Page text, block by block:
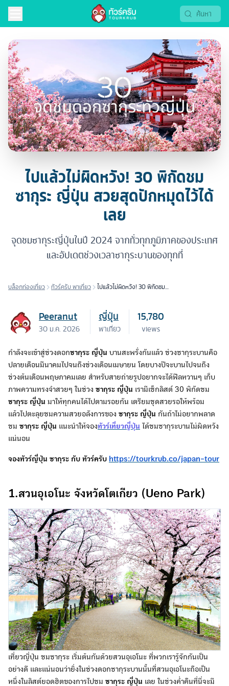
ไปแล้วไม่ผิดหวัง! 30 พิกัดชม
ซากุระ ญี่ปุ่น สวยสุดปักหมุดไว้ได้
เลย
จุดชมซากุระญี่ปุ่นในปี 2024 จากทั่วทุกภูมิภาคของประเทศ
และอัปเดตช่วงเวลาซากุระบานของทุกที่
บล็อกท่องเที่ยว ทัวร์ครับ พาเที่ยว
ไปแล้วไม่ผิดหวัง! 30 พิกัดชม
Peeranut
30 ม.ค. 2026
ญี่ปุ่น
พาเที่ยว
15,780
views
กำลังจะเข้าสู่ช่วงดอกซากุระ ญี่ปุ่น บานสะพรั่งกันแล้ว ช่วงซากุระบานคือ
ปลายเดือนมีนาคมไปจนถึงช่วงเดือนเมษายน โดยบางปีจะบานไปจนถึง
ช่วงต้นเดือนพฤษภาคมเลย สำหรับสายถ่ายรูปอยากจะได้ฟีลหวานๆ เก็บ
ภาพความทรงจำสวยๆ ในช่วง ซากุระ ญี่ปุ่น เรามีเช็กลิสต์ 30 พิกัดชม
ซากุระ ญี่ปุ่น มาให้ทุกคนได้ไปตามรอยกัน เตรียมชุดสวยรอให้พร้อม
แล้วไปตะลุยชมความสวยอลังการของ ซากุระ ญี่ปุ่น กันถ้าไม่อยากพลาด
ชม ซากุระ ญี่ปุ่น แนะนำให้จองทัวร์เที่ยวญี่ปุ่น ได้ชมซากุระบานไม่ผิดหวัง
แน่นอน
จองทัวร์ญี่ปุ่น ซากุระ กับ ทัวร์ครับ https://tourkrub.co/japan-tour
1.สวนอุเอโนะ จังหวัดโตเกียว (Ueno Park)
เที่ยวญี่ปุ่น ชมซากุระ เริ่มต้นกันด้วยสวนอุเอโนะ ที่พวกเรารู้จักกันเป็น
อย่างดี และแน่นอนว่ายิ่งในช่วงดอกซากุระบานนั้นที่สวนอุเอโนะถือเป็น
หนึ่งในลิสต์ยอดฮิตของการไปชม ซากุระ ญี่ปุ่น เลย ในช่วงค่ำคืนที่นี่จะมี